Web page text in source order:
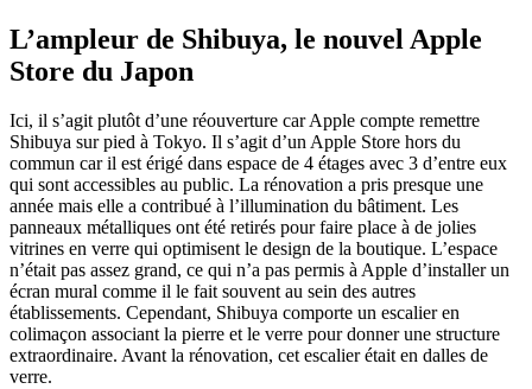
L’ampleur de Shibuya, le nouvel Apple
Store du Japon
Ici, il s’agit plutôt d’une réouverture car Apple compte remettre
Shibuya sur pied à Tokyo. Il s’agit d’un Apple Store hors du
commun car il est érigé dans espace de 4 étages avec 3 d’entre eux
qui sont accessibles au public. La rénovation a pris presque une
année mais elle a contribué à l’illumination du bâtiment. Les
panneaux métalliques ont été retirés pour faire place à de jolies
vitrines en verre qui optimisent le design de la boutique. L’espace
n’était pas assez grand, ce qui n’a pas permis à Apple d’installer un
écran mural comme il le fait souvent au sein des autres
établissements. Cependant, Shibuya comporte un escalier en
colimaçon associant la pierre et le verre pour donner une structure
extraordinaire. Avant la rénovation, cet escalier était en dalles de
verre.